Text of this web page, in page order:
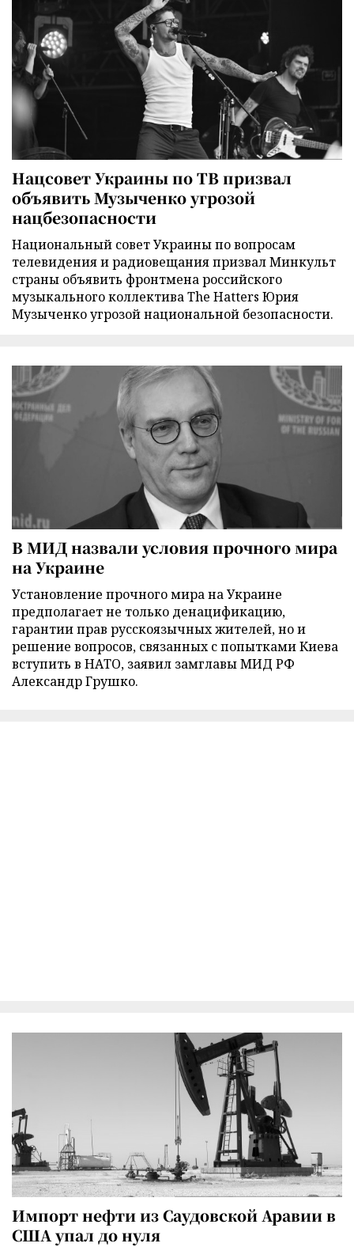
Нацсовет Украины по ТВ призвал
объявить Музыченко угрозой
нацбезопасности
Национальный совет Украины по вопросам
телевидения и радиовещания призвал Минкульт
страны объявить фронтмена российского
музыкального коллектива The Hatters Юрия
Музыченко угрозой национальной безопасности.
В МИД назвали условия прочного мира
на Украине
Установление прочного мира на Украине
предполагает не только денацификацию,
гарантии прав русскоязычных жителей, но и
решение вопросов, связанных с попытками Киева
вступить в НАТО, заявил замглавы МИД РФ
Александр Грушко.
Импорт нефти из Саудовской Аравии в
США упал до нуля